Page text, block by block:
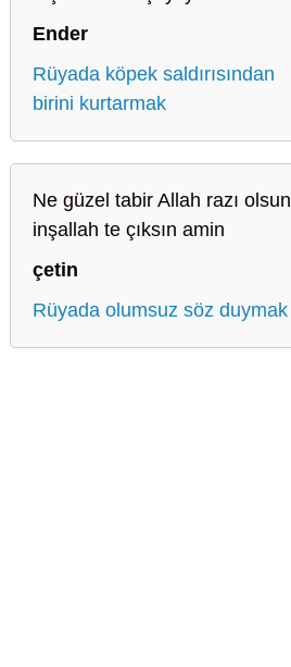
Ender
Rüyada köpek saldırısından
birini kurtarmak
Ne güzel tabir Allah razı olsun
inşallah te çıksın amin
çetin
Rüyada olumsuz söz duymak